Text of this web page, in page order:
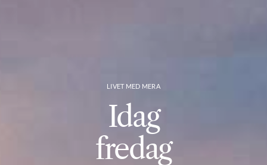
LIVET MED MERA
Idag
fredag